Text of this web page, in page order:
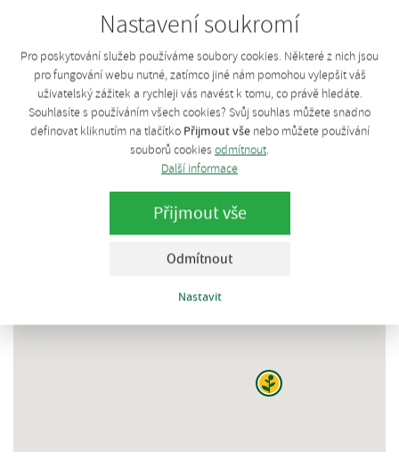
Nastavení soukromí
Pro poskytování služeb používáme soubory cookies. Některé z nich jsou
pro fungování webu nutné, zatímco jiné nám pomohou vylepšit váš
uživatelský zážitek a rychleji vás navést k tomu, co právě hledáte.
Souhlasíte s používáním všech cookies? Svůj souhlas můžete snadno
definovat kliknutím na tlačítko Přijmout všenebo můžete používání
souborů cookies odmítnout.
Další informace
Přijmout vše
Odmítnout
Nastavit
více informací
Informace o Vašem zařízení nejsou přesné či úplné? Upravte informace
pomocí tohotoformuláře .